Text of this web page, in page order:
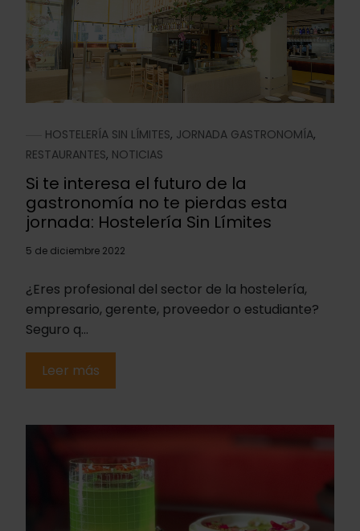
HOSTELERÍA SIN LÍMITES, JORNADA GASTRONOMÍA,
RESTAURANTES, NOTICIAS
Si te interesa el futuro de la
gastronomía no te pierdas esta
jornada: Hostelería Sin Límites
5 de diciembre 2022
¿Eres profesional del sector de la hostelería,
empresario, gerente, proveedor o estudiante?
Seguro q...
Leer más